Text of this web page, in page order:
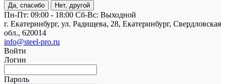
Да, спасибо Нет, другой
Пн-Пт: 09:00 - 18:00 Cб-Вс: Выходной
г. Екатеринбург, ул. Радищева, 28, Екатеринбург, Свердловская
обл., 620014
info@steel-pro.ru
Войти
Логин
Пароль